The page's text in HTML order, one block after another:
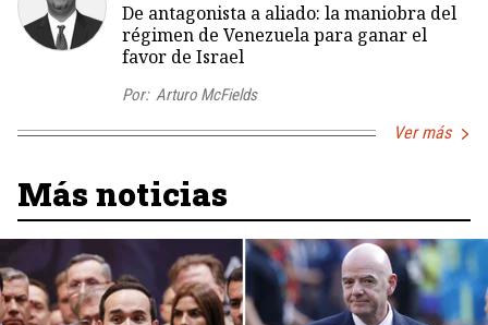
De antagonista a aliado: la maniobra del
régimen de Venezuela para ganar el
favor de Israel
Por: Arturo McFields
Ver más
Más noticias